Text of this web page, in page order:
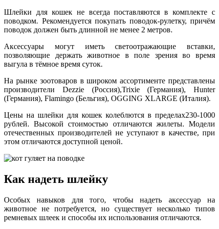
Шлейки для кошек не всегда поставляются в комплекте с
поводком. Рекомендуется покупать поводок-рулетку, причём
поводок должен быть длинной не менее 2 метров.
Аксессуары могут иметь светоотражающие вставки,
позволяющие держать животное в поле зрения во время
выгула в тёмное время суток.
На рынке зоотоваров в широком ассортименте представлены
производители Dezzie (Россия),Trixie (Германия), Hunter
(Германия), Flamingo (Бельгия), OGGING XLARGE (Италия).
Цены на шлейки для кошек колеблются в пределах230-1000
рублей. Высокой стоимостью отличаются жилеты. Модели
отечественных производителей не уступают в качестве, при
этом отличаются доступной ценой.
Как надеть шлейку
Особых навыков для того, чтобы надеть аксессуар на
животное не потребуется, но существует несколько типов
ремневых шлеек и способы их использования отличаются.